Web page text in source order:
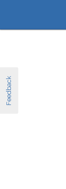
Feedback